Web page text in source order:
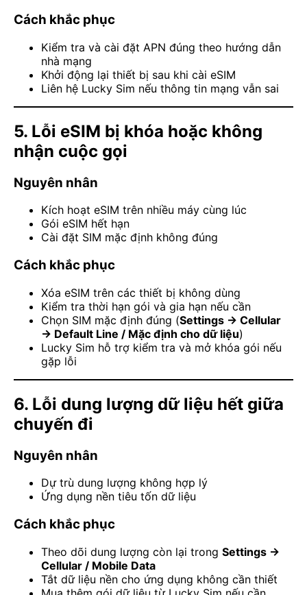
Cách khắc phục
Kiểm tra và cài đặt APN đúng theo hướng dẫn
nhà mạng
Khởi động lại thiết bị sau khi cài eSIM
Liên hệ Lucky Sim nếu thông tin mạng vẫn sai
5. Lỗi eSIM bị khóa hoặc không
nhận cuộc gọi
Nguyên nhân
Kích hoạt eSIM trên nhiều máy cùng lúc
Gói eSIM hết hạn
Cài đặt SIM mặc định không đúng
Cách khắc phục
Xóa eSIM trên các thiết bị không dùng
Kiểm tra thời hạn gói và gia hạn nếu cần
Chọn SIM mặc định đúng (Settings → Cellular
→ Default Line / Mặc định cho dữ liệu)
Lucky Sim hỗ trợ kiểm tra và mở khóa gói nếu
gặp lỗi
6. Lỗi dung lượng dữ liệu hết giữa
chuyến đi
Nguyên nhân
Dự trù dung lượng không hợp lý
Ứng dụng nền tiêu tốn dữ liệu
Cách khắc phục
Theo dõi dung lượng còn lại trong Settings →
Cellular / Mobile Data
Tắt dữ liệu nền cho ứng dụng không cần thiết